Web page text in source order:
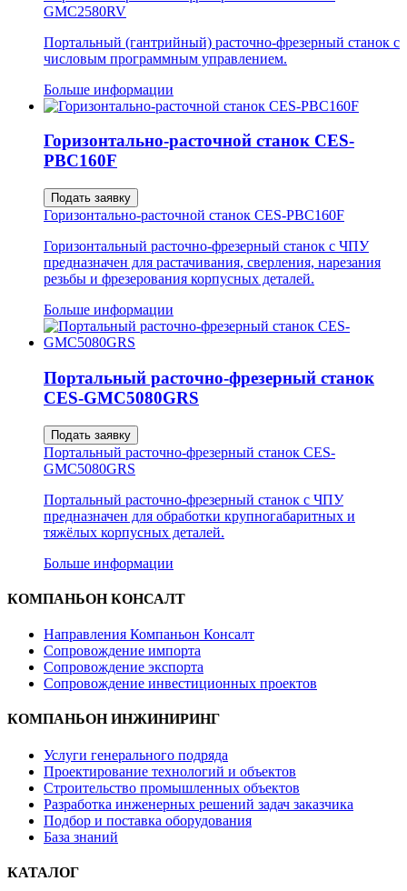
GMC2580RV
Портальный (гантрийный) расточно-фрезерный станок с
числовым программным управлением.
Больше информации
Горизонтально-расточной станок CES-
PBC160F
Подать заявку
Горизонтально-расточной станок CES-PBC160F
Горизонтальный расточно-фрезерный станок с ЧПУ
предназначен для растачивания, сверления, нарезания
резьбы и фрезерования корпусных деталей.
Больше информации
Портальный расточно-фрезерный станок
CES-GMC5080GRS
Подать заявку
Портальный расточно-фрезерный станок CES-
GMC5080GRS
Портальный расточно-фрезерный станок с ЧПУ
предназначен для обработки крупногабаритных и
тяжёлых корпусных деталей.
Больше информации
КОМПАНЬОН КОНСАЛТ
Направления Компаньон Консалт
Сопровождение импорта
Сопровождение экспорта
Сопровождение инвестиционных проектов
КОМПАНЬОН ИНЖИНИРИНГ
Услуги генерального подряда
Проектирование технологий и объектов
Строительство промышленных объектов
Разработка инженерных решений задач заказчика
Подбор и поставка оборудования
База знаний
КАТАЛОГ